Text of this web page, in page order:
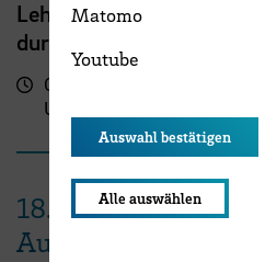
durch digitale Tools
09:00 - 13:00
Uhr
18.
August
Matomo
Youtube
Auswahl bestätigen
Alle auswählen